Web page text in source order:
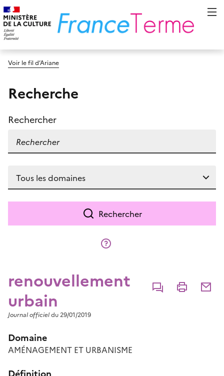
Voir le fil d’Ariane
Recherche
Rechercher
Rechercher
renouvellement
urbain
CommenterImprimer
Journal officieldu 29/01/2019
Domaine
AMÉNAGEMENT ET URBANISME
Définition